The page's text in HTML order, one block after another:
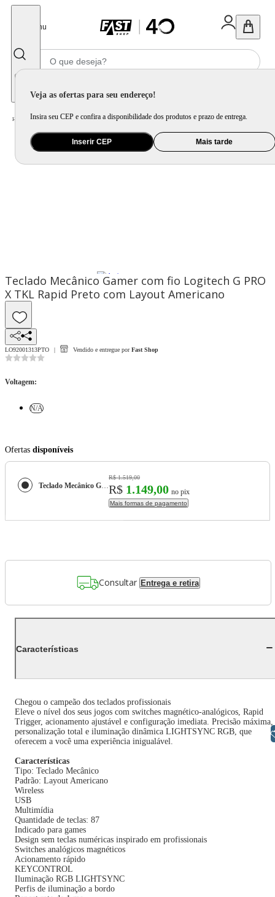
Menu
Veja as ofertas para seu endereço!
Insira seu CEP e confira a disponibilidade dos produtos e prazo de entrega.
Inserir CEP Mais tarde
Home Informática e Games / Periférico / Mouse, Teclado e Mousepad
Teclado Mecânico Gamer com fio Logitech G PRO
X TKL Rapid Preto com Layout Americano
LO92001313PTO Vendido e entregue por Fast Shop
Voltagem:
N/A
Ofertas disponíveis
Teclado Mecânico Gamer com fio Logitech G PRO X TKL Rapid Preto com Layout Americano
R$ 1.519,00
R$ 1.149,00 no pix
Mais formas de pagamento
Consultar Entrega e retira
Características
Chegou o campeão dos teclados profissionais
Eleve o nível dos seus jogos com switches magnético-analógicos, Rapid
Trigger, acionamento ajustável e configuração imediata. Precisão máxima,
personalização total e iluminação dinâmica LIGHTSYNC RGB, que
oferecem a você uma experiência inigualável.
Características
Tipo: Teclado Mecânico
Padrão: Layout Americano
Wireless
USB
Multimídia
Quantidade de teclas: 87
Indicado para games
Design sem teclas numéricas inspirado em profissionais
Switches analógicos magnéticos
Acionamento rápido
KEYCONTROL
Iluminação RGB LIGHTSYNC
Perfis de iluminação a bordo
Libras